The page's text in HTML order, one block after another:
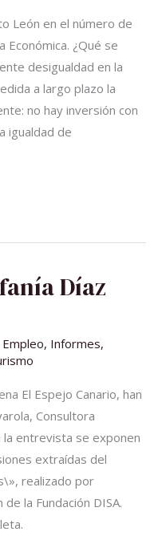
León en el número de
¿Qué se
desigualdad en la
a largo plazo la
no hay inversión con
igualdad de
Díaz
Empleo, Informes,
El Espejo Canario, han
Consultora
la entrevista se exponen
extraídas del
realizado por
la Fundación DISA.